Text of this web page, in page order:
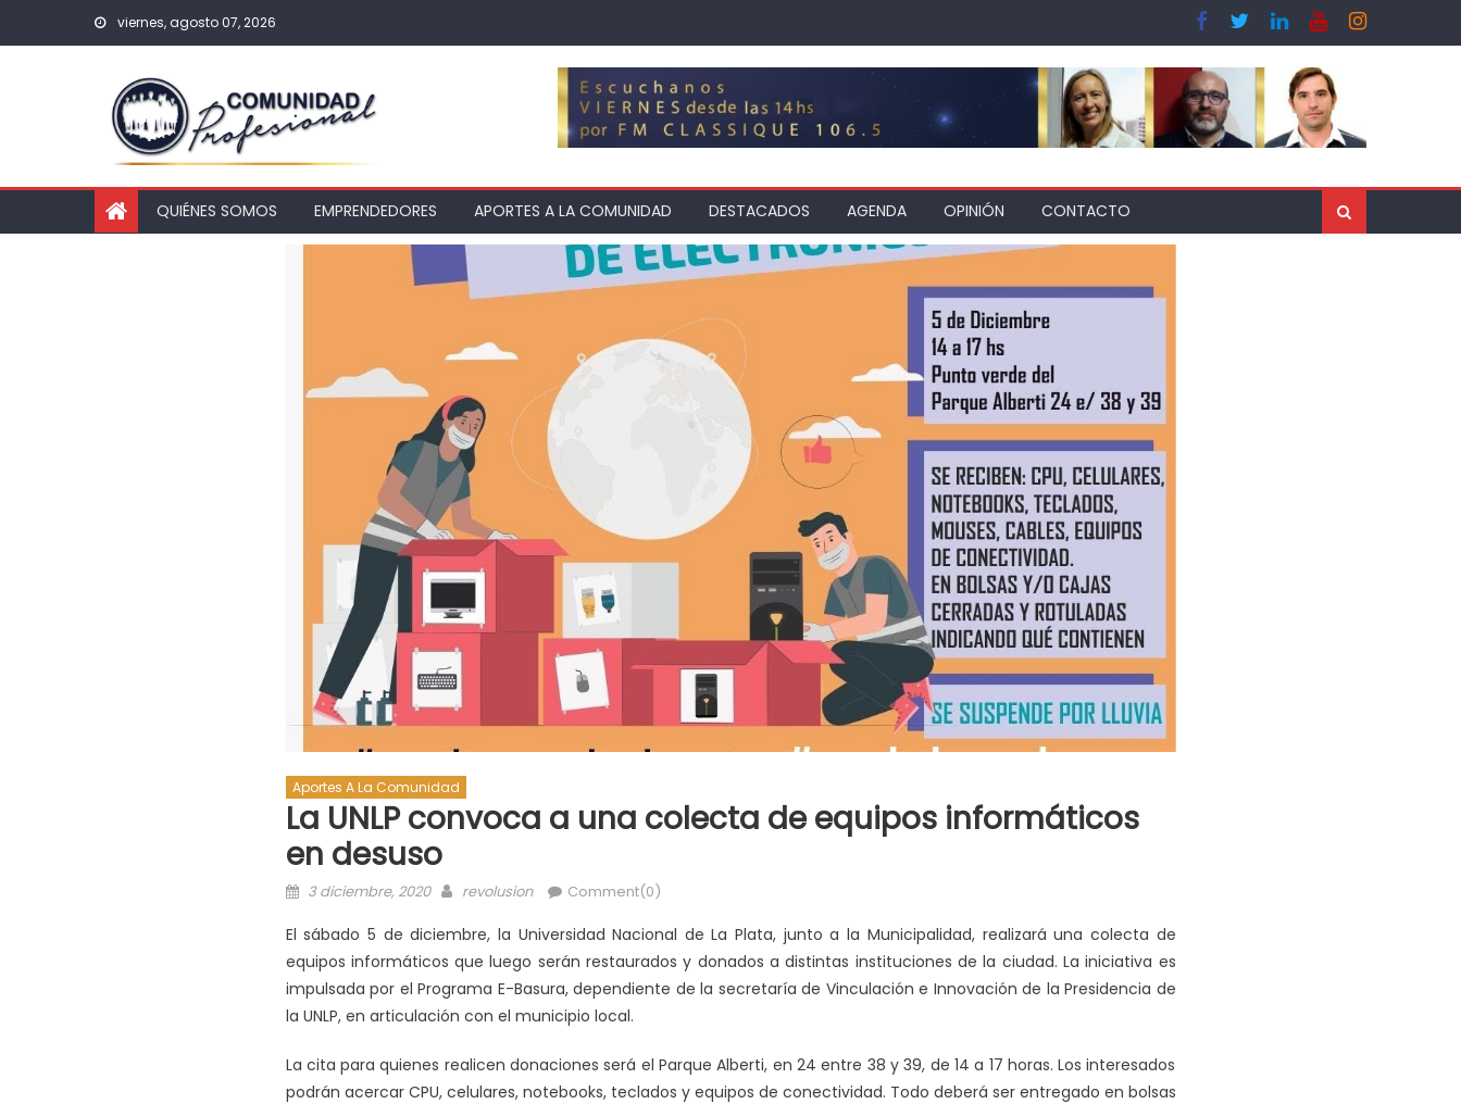
viernes, agosto 07, 2026
QUIÉNES SOMOS EMPRENDEDORES APORTES A LA COMUNIDAD DESTACADOS AGENDA OPINIÓN CONTACTO
Aportes A La Comunidad
La UNLP convoca a una colecta de equipos informáticos
en desuso
3 diciembre, 2020 revolusion Comment(0)
El sábado 5 de diciembre, la Universidad Nacional de La Plata, junto a la Municipalidad, realizará una colecta de
equipos informáticos que luego serán restaurados y donados a distintas instituciones de la ciudad. La iniciativa es
impulsada por el Programa E-Basura, dependiente de la secretaría de Vinculación e Innovación de la Presidencia de
la UNLP, en articulación con el municipio local.
La cita para quienes realicen donaciones será el Parque Alberti, en 24 entre 38 y 39, de 14 a 17 horas. Los interesados
podrán acercar CPU, celulares, notebooks, teclados y equipos de conectividad. Todo deberá ser entregado en bolsas